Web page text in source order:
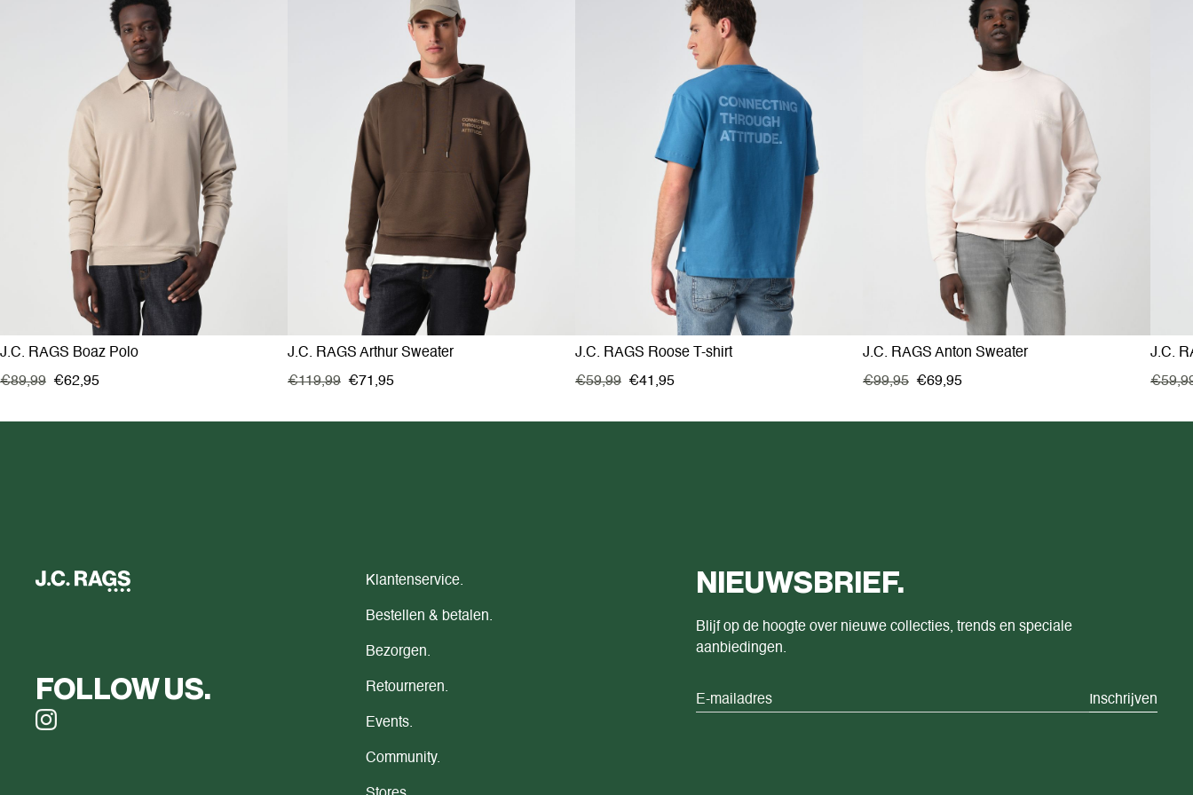
J.C. RAGS Boaz Polo
€89,99 €62,95
J.C. RAGS Arthur Sweater
€119,99 €71,95
J.C. RAGS Roose T-shirt
€59,99 €41,95
J.C. RAGS Anton Sweater
€99,95 €69,95
J.C.
FOLLOW US.
NIEUWSBRIEF.
Blijf op de hoogte over nieuwe collecties, trends en speciale
aanbiedingen.
Inschrijven
Klantenservice.
Bestellen & betalen.
Bezorgen.
Retourneren.
Events.
Community.